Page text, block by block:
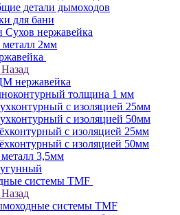
детали дымоходов
для бани
Сухов нержавейка
2мм
Назад
нержавейка
толщина 1 мм
с изоляцией 25мм
с изоляцией 50мм
с изоляцией 25мм
с изоляцией 50мм
3,5мм
системы TMF
Назад
системы TMF